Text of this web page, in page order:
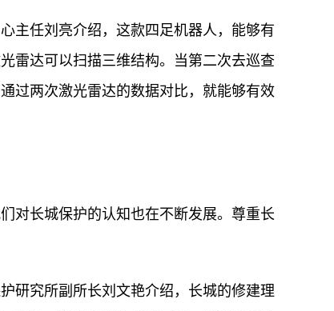
主任刘亮介绍，这款四足机器人，能够有
雷达可以扫描三维结构。当第二次去巡查
过两次激光雷达的数据对比，就能够有效
对长城保护的认知也在不断发展。尊重长
研究所副所长刘文艳介绍，长城的修建理